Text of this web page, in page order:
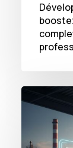
Comment
la
intelligente
transforme